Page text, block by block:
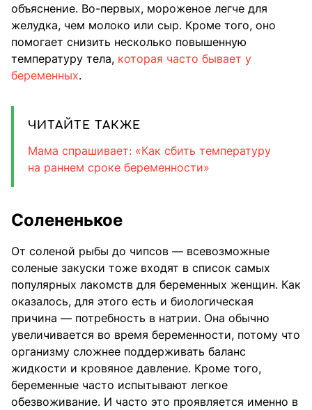
объяснение. Во-первых, мороженое легче для
желудка, чем молоко или сыр. Кроме того, оно
помогает снизить несколько повышенную
температуру тела, которая часто бывает у
беременных.
ЧИТАЙТЕ ТАКЖЕ
Мама спрашивает: «Как сбить температуру
на раннем сроке беременности»
Солененькое
От соленой рыбы до чипсов — всевозможные
соленые закуски тоже входят в список самых
популярных лакомств для беременных женщин. Как
оказалось, для этого есть и биологическая
причина — потребность в натрии. Она обычно
увеличивается во время беременности, потому что
организму сложнее поддерживать баланс
жидкости и кровяное давление. Кроме того,
беременные часто испытывают легкое
обезвоживание. И часто это проявляется именно в